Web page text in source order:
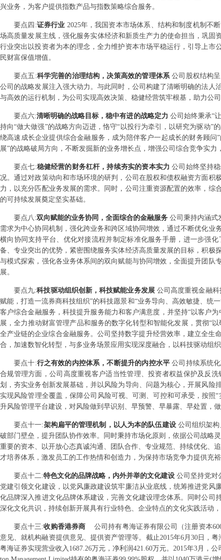
兴业务，为客户提供指数产品与指数策略综合服务。
要点 四 :证券行业 2025年，我国资本市场体系、结构和制度机制不
场高质量发展主线，强化服务实体经济和新质生产力的使命担当，巩
行业突出以投资者为本的理念，全力维护资本市场平稳运行，引导上
民财富保值增值。
要点五 :科学完善的治理结构，决策高效的管理体系公司股权结构
公司的战略发展注入强大动力。与此同时，公司构建了清晰明确的法
与高效的运行机制，为公司实现高效决策、稳健经营筑牢根基，助力公
要点六:清晰明确的战略目标，稳中有进的战略定力 公司始终秉承“
持向“做大做强”的战略方向迈进，恪守“以投行为牵引，以研究为驱动”
绕高速成长企业提供综合金融服务，成为陪伴客户一起成长的财务顾
展”的战略破局方向，不断发掘新的业务增长点，增强公司综合竞争实
要点七:稳健经营的财务杠杆，持续夯实的资本实力公司始终坚持
况。通过对政策动向和市场环境的研判，公司在股权和债权融资方面
力，以充分匹配业务发展的需求。同时，公司注重资源配置的效率，
的可持续发展奠定坚实基础。
要点 八 :双向赋能的业务协同，全面综合的金融服务 公司秉持内涵式
需求为中心协同机制，强化跨业务和跨区域协同增效，通过不断优化
横向协同支持平台、优化对接流程并制定标准化服务手册，进一步强
备、专业突出的优势，紧密围绕服务实体经济高质量发展的目标，积
与模式探索，强化各业务体系间的双向赋能与协同增效，全面提升团
展。
要点九:科技驱动组织创新，科技赋能业务发展 公司高度重视金融
赋能，打造一流券商科技组织”的科技愿景和“业务导向、高效敏捷、统
客户综合金融服务，科技提升服务能力和客户满意度，并坚持“以客户
展，全力推动财富管理产品和服务的数字化转型和智能化发展，贯彻“
全产业链的企业综合金融服务。公司坚持数字提升经营效率，建立全
合，加速数智化转型，与多业务场景应用实现深度融合，以科技驱动组
要点十:行之有效的内控体系，不断提升的内控水平公司持续系统
合规管理方面，公司高度重视客户适当性管理、投资者权益保护及反
划，夯实业务创新发展基础，并以风险为导向、问题为核心，开展风
实现风险管理全覆盖，保障公司风险可视、可测、可控和可承受，按
升风险管理平台建设，对风险做到早识别、早预警、早暴露、早处置，
要点十一:架构扁平的管理机制，以人为本的队伍建设 公司组织架
破部门壁垒，提升团队协作效率。同时秉持市场化原则，依据公司战略
重要的资本、以开放心态真诚沟通、团队合作、专业规范、持续优化、
才培养体系，激发员工的工作热情和创造力，为保持市场竞争力提供充
要点十二:特色文化的品牌战略，内外并举的文化建设 公司坚持党对
党建引领文化建设，以党风廉政建设筑牢廉洁从业底线，统筹推进党
化品牌深入推进文化品牌体系建设，完善文化建设理念体系。同时公
深化文化共识，持续创新开展具有行业特色、企业特点的文化实践活动
要点十三:收购香港券商公司持有粤海证券有限公司（注册资本
意见、就机构融资提供意见、提供资产管理等。截止2015年6月30日，
粤海证券实现营业收入1687.26万元，净利润421.60万元。2015年3月，